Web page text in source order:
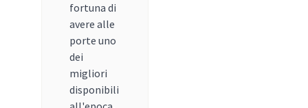
fortuna di
avere alle
porte uno
dei
migliori
disponibili